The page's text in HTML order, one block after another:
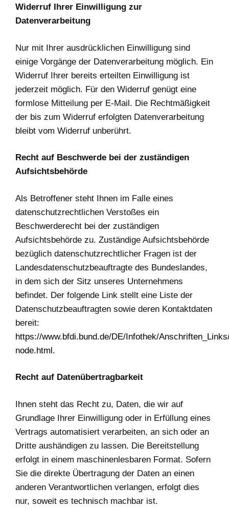
Widerruf Ihrer Einwilligung zur
Datenverarbeitung
Nur mit Ihrer ausdrücklichen Einwilligung sind
einige Vorgänge der Datenverarbeitung möglich. Ein
Widerruf Ihrer bereits erteilten Einwilligung ist
jederzeit möglich. Für den Widerruf genügt eine
formlose Mitteilung per E-Mail. Die Rechtmäßigkeit
der bis zum Widerruf erfolgten Datenverarbeitung
bleibt vom Widerruf unberührt.
Recht auf Beschwerde bei der zuständigen
Aufsichtsbehörde
Als Betroffener steht Ihnen im Falle eines
datenschutzrechtlichen Verstoßes ein
Beschwerderecht bei der zuständigen
Aufsichtsbehörde zu. Zuständige Aufsichtsbehörde
bezüglich datenschutzrechtlicher Fragen ist der
Landesdatenschutzbeauftragte des Bundeslandes,
in dem sich der Sitz unseres Unternehmens
befindet. Der folgende Link stellt eine Liste der
Datenschutzbeauftragten sowie deren Kontaktdaten
bereit:
https://www.bfdi.bund.de/DE/Infothek/
node.html.
Recht auf Datenübertragbarkeit
Ihnen steht das Recht zu, Daten, die wir auf
Grundlage Ihrer Einwilligung oder in Erfüllung eines
Vertrags automatisiert verarbeiten, an sich oder an
Dritte aushändigen zu lassen. Die Bereitstellung
erfolgt in einem maschinenlesbaren Format. Sofern
Sie die direkte Übertragung der Daten an einen
anderen Verantwortlichen verlangen, erfolgt dies
nur, soweit es technisch machbar ist.